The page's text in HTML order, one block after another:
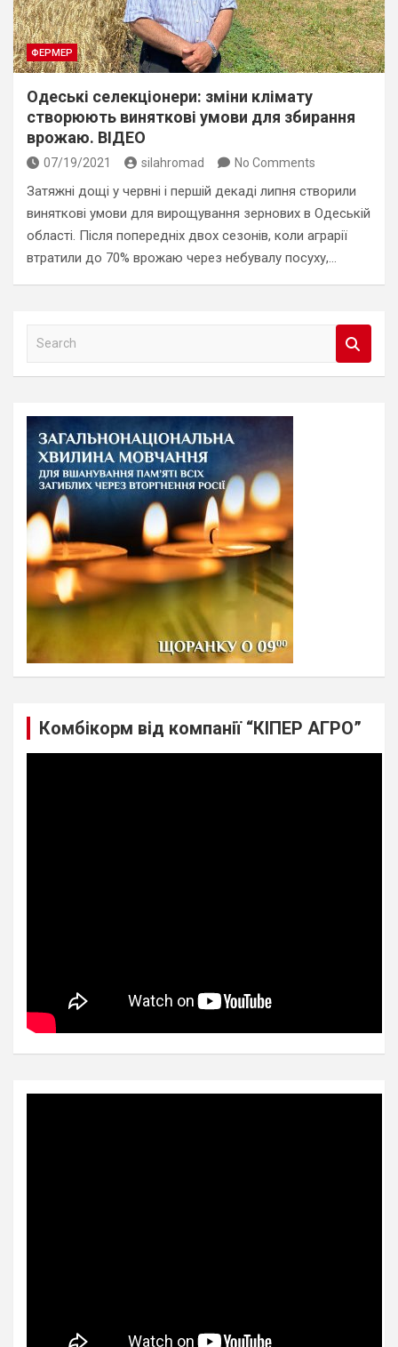
ФЕРМЕР
Одеські селекціонери: зміни клімату
створюють виняткові умови для збирання
врожаю. ВІДЕО
07/19/2021 silahromad No Comments
Затяжні дощі у червні і першій декаді липня створили
виняткові умови для вирощування зернових в Одеській
області. Після попередніх двох сезонів, коли аграрії
втратили до 70% врожаю через небувалу посуху,…
a
Комбікорм від компанії “КІПЕР АГРО”